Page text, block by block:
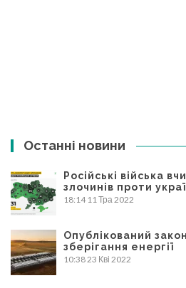
Останні новини
Російські війська
злочинів проти
18:14 11 Тра 2022
Опублікований
зберігання енергії
10:38 23 Кві 2022